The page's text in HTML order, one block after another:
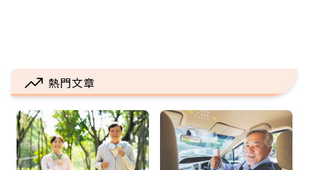
熱門文章